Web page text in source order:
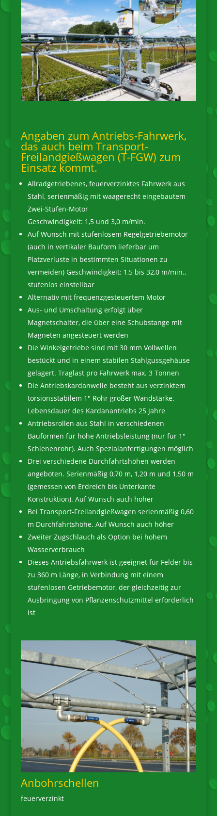
Angaben zum Antriebs-Fahrwerk,
das auch beim Transport-
Freilandgießwagen (T-FGW) zum
Einsatz kommt.
Allradgetriebenes, feuerverzinktes Fahrwerk aus
Stahl, serienmäßig mit waagerecht eingebautem
Zwei-Stufen-Motor
Geschwindigkeit: 1,5 und 3,0 m/min.
Auf Wunsch mit stufenlosem Regelgetriebemotor
(auch in vertikaler Bauform lieferbar um
Platzverluste in bestimmten Situationen zu
vermeiden) Geschwindigkeit: 1,5 bis 32,0 m/min.,
stufenlos einstellbar
Alternativ mit frequenzgesteuertem Motor
Aus- und Umschaltung erfolgt über
Magnetschalter, die über eine Schubstange mit
Magneten angesteuert werden
Die Winkelgetriebe sind mit 30 mm Vollwellen
bestückt und in einem stabilen Stahlgussgehäuse
gelagert. Traglast pro Fahrwerk max. 3 Tonnen
Die Antriebskardanwelle besteht aus verzinktem
torsionsstabilem 1″ Rohr großer Wandstärke.
Lebensdauer des Kardanantriebs 25 Jahre
Antriebsrollen aus Stahl in verschiedenen
Bauformen für hohe Antriebsleistung (nur für 1″
Schienenrohr). Auch Spezialanfertigungen möglich
Drei verschiedene Durchfahrtshöhen werden
angeboten. Serienmäßig 0,70 m, 1,20 m und 1,50 m
(gemessen von Erdreich bis Unterkante
Konstruktion). Auf Wunsch auch höher
Bei Transport-Freilandgießwagen serienmäßig 0,60
m Durchfahrtshöhe. Auf Wunsch auch höher
Zweiter Zugschlauch als Option bei hohem
Wasserverbrauch
Dieses Antriebsfahrwerk ist geeignet für Felder bis
zu 360 m Länge, in Verbindung mit einem
stufenlosen Getriebemotor, der gleichzeitig zur
Ausbringung von Pflanzenschutzmittel erforderlich
ist
Anbohrschellen
feuerverzinkt